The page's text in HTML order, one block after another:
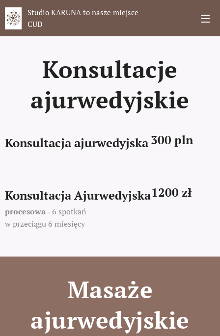
Studio KARUNA to nasze miejsce
CUD
Konsultacje
ajurwedyjskie
Konsultacja ajurwedyjska300 pln
Konsultacja Ajurwedyjska
procesowa- 6 spotkań
w przeciągu 6 miesięcy
1200 zł
Masaże
ajurwedyjskie